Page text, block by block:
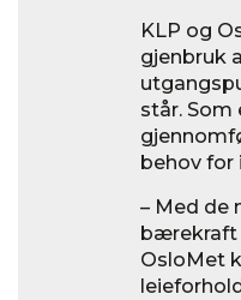
KLP og
gjenbruk
står.
behov for
– Med de
bærekraft
OsloMet